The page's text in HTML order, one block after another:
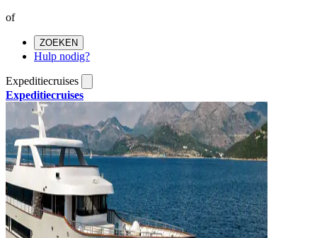
of
ZOEKEN
Hulp nodig?
Expeditiecruises
Expeditiecruises